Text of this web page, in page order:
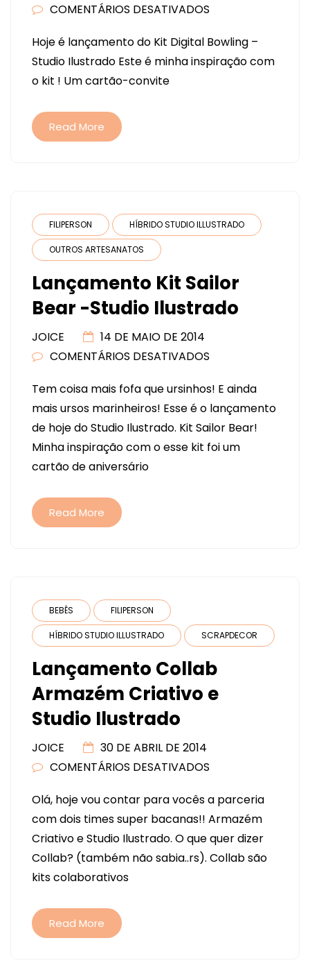
COMENTÁRIOS DESATIVADOS
KIT
DIGITAL
Hoje é lançamento do Kit Digital Bowling –
Studio Ilustrado Este é minha inspiração com
o kit ! Um cartão-convite
Read More
FILIPERSON HÍBRIDO STUDIO ILLUSTRADO
OUTROS ARTESANATOS
Lançamento Kit Sailor
Bear -Studio Ilustrado
JOICE
14 DE MAIO DE 2014
COMENTÁRIOS DESATIVADOS
KIT
SAILOR
BEAR
-
Tem coisa mais fofa que ursinhos! E ainda
mais ursos marinheiros! Esse é o lançamento
de hoje do Studio Ilustrado. Kit Sailor Bear!
Minha inspiração com o esse kit foi um
cartão de aniversário
Read More
BEBÊS FILIPERSON
HÍBRIDO STUDIO ILLUSTRADO SCRAPDECOR
Lançamento Collab
Armazém Criativo e
Studio Ilustrado
JOICE
30 DE ABRIL DE 2014
COMENTÁRIOS DESATIVADOS
COLLAB
ARMAZÉM
CRIATIVO
E
Olá, hoje vou contar para vocês a parceria
com dois times super bacanas!! Armazém
Criativo e Studio Ilustrado. O que quer dizer
Collab? (também não sabia..rs). Collab são
kits colaborativos
Read More